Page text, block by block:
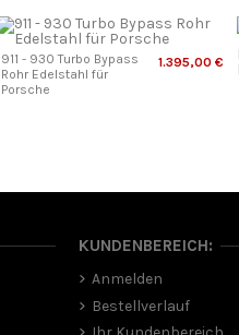
911 - 930 Turbo Bypass
Rohr Edelstahl für
Porsche
1.395,00 €
KUNDENBEREICH:
Anmelden
Bestellverlauf